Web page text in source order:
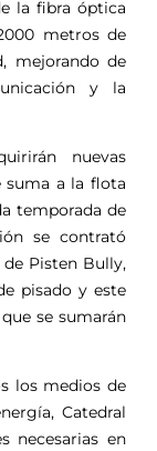
la fibra óptica
metros de
mejorando de
y la
nuevas
suma a la flota
temporada de
se contrató
Pisten Bully,
pisado y este
se sumarán
los medios de
Catedral
necesarias en